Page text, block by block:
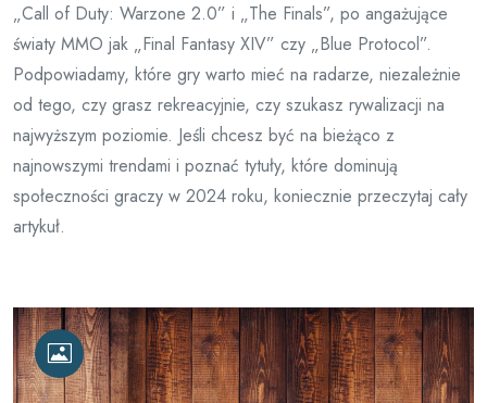
„Call of Duty: Warzone 2.0” i „The Finals”, po angażujące
światy MMO jak „Final Fantasy XIV” czy „Blue Protocol”.
Podpowiadamy, które gry warto mieć na radarze, niezależnie
od tego, czy grasz rekreacyjnie, czy szukasz rywalizacji na
najwyższym poziomie. Jeśli chcesz być na bieżąco z
najnowszymi trendami i poznać tytuły, które dominują
społeczności graczy w 2024 roku, koniecznie przeczytaj cały
artykuł.